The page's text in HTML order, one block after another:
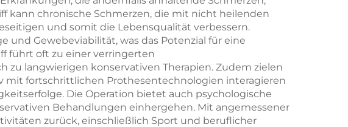
kann chronische Schmerzen, die mit nicht heilenden
und somit die Lebensqualität verbessern.
Gewebeviabilität, was das Potenzial für eine
führt oft zu einer verringerten
langwierigen konservativen Therapien. Zudem zielen
mit fortschrittlichen Prothesentechnologien interagieren
Die Operation bietet auch psychologische
Behandlungen einhergehen. Mit angemessener
zurück, einschließlich Sport und beruflicher